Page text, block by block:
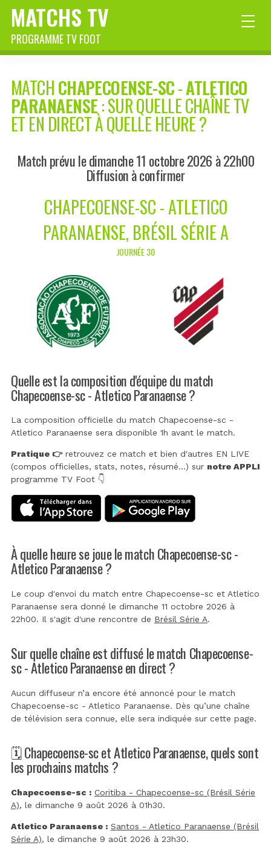
MATCHS TV
PROGRAMME TV FOOT
MATCHCHAPECOENSE-SC-ATLETICO
PARANAENSE: SUR QUELLE CHAÎNE TV
ET EN DIRECT À QUELLE HEURE ?
Match prévu le dimanche 11 octobre 2026 à 22h00
Diffusion à confirmer
CHAPECOENSE-SC - ATLETICO
PARANAENSE, BRÉSIL SÉRIE A
JOURNÉE 30
Quelle est la composition d'équipe du match
Chapecoense-sc - Atletico Paranaense ?
La composition officielle du match Chapecoense-sc -
Atletico Paranaense sera disponible 1h avant le match.
Pratique 👉retrouvez ce match et bien d'autres EN LIVE
(compos officielles, stats, notes, résumé...) sur notre APPLI
programme TV Foot 👇
À quelle heure se joue le match Chapecoense-sc -
Atletico Paranaense ?
Le coup d'envoi du match entre Chapecoense-sc et Atletico
Paranaense sera donné le dimanche 11 octobre 2026 à
22h00. Il s'agit d'une rencontre de Brésil Série A.
Sur quelle chaîne est diffusé le match Chapecoense-
sc - Atletico Paranaense en direct ?
Aucun diffuseur n’a encore été annoncé pour le match
Chapecoense-sc - Atletico Paranaense. Dès qu’une chaîne
de télévision sera connue, elle sera indiquée sur cette page.
🗓️ Chapecoense-sc et Atletico Paranaense, quels sont
les prochains matchs ?
Chapecoense-sc : Coritiba - Chapecoense-sc (Brésil Série
A), le dimanche 9 août 2026 à 01h30.
Atletico Paranaense : Santos - Atletico Paranaense (Brésil
Série A), le dimanche 9 août 2026 à 23h30.